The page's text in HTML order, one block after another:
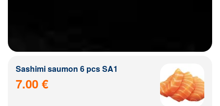
Sashimi saumon 6 pcs SA1
7.00 €